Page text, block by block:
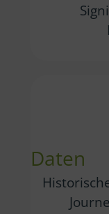
Daten